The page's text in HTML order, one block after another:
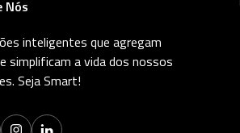
Nós
inteligentes que agregam
simplificam a vida dos nossos
Seja Smart!